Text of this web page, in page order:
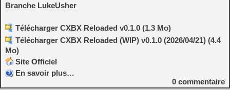
Branche LukeUsher
Télécharger CXBX Reloaded v0.1.0 (1.3 Mo)
Télécharger CXBX Reloaded (WIP) v0.1.0 (2026/04/21) (4.4
Mo)
Site Officiel
En savoir plus…
0 commentaire